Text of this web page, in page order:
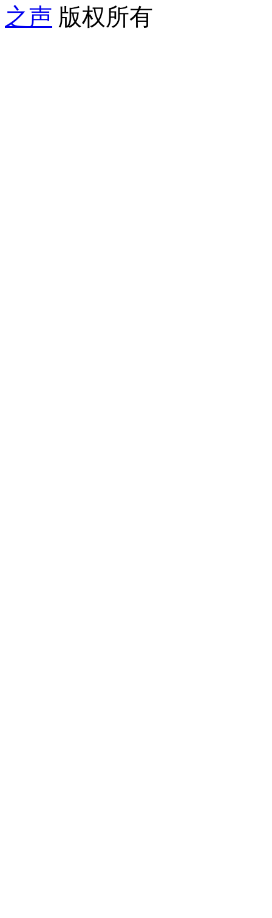
之声 版权所有